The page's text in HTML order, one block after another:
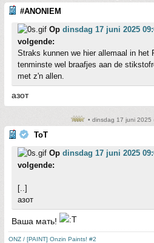
#ANONIEM
Op dinsdag 17 juni 2025
volgende:
Straks kunnen we hier allemaal in het
tenminste wel braafjes aan de
met z'n allen.
азот
• dinsdag 17 juni 2025
ToT
Op dinsdag 17 juni 2025
volgende:
[..]
азот
Ваша мать!
ONZ / [PAINT] Onzin Paints! #2